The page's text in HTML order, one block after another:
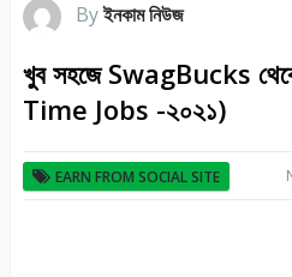
Byইনকাম নিউজ
খুব সহজে SwagBucks
Time Jobs -২০২১)
EARN FROM SOCIAL SITE